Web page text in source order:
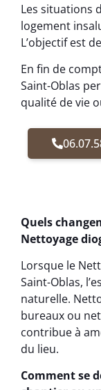
Les situations
logement
L’objectif est
En fin de
Saint-Oblas
qualité de vie
Quels
Nettoyage
Lorsque le
Saint-Oblas,
naturelle.
bureaux ou
contribue à
du lieu.
Comment se